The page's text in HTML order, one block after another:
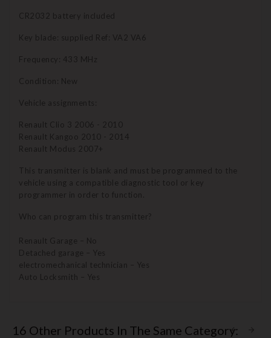
CR2032 battery included
Key blade: supplied Ref: VA2 VA6
Frequency: 433 MHz
Condition: New
Vehicle assignments:
Renault Clio 3 2006 - 2010
Renault Kangoo 2010 - 2014
Renault Modus 2007+
This transmitter is blank and must be programmed to the
vehicle using a compatible diagnostic tool or key
programmer in order to function.
Who can program this transmitter?
Renault Garage – No
Detached garage – Yes
electromechanical technician – Yes
Auto Locksmith – Yes
16 Other Products In The Same Category: